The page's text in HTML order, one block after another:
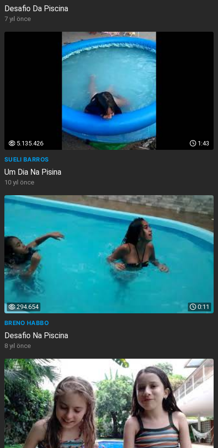
Desafio Da Piscina
7 yıl önce
1:43
5.135.426
SUELI BARROS
Um Dia Na Pisina
10 yıl önce
0:11
294.654
BRENO HABBO
Desafio Na Piscina
8 yıl önce